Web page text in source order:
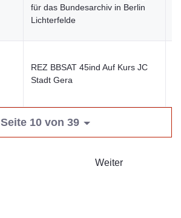
für das Bundesarchiv in Berlin
Lichterfelde
REZ BBSAT 45ind Auf Kurs JC
Stadt Gera
Seite 10 von 39
Weiter